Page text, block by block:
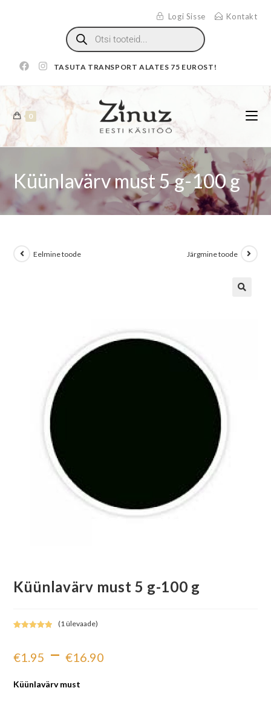
Logi Sisse Kontakt
TASUTA TRANSPORT ALATES 75 EUROST!
0
Küünlavärv must 5 g-100 g
Eelmine toode Järgmine toode
Küünlavärv must 5 g-100 g
kliendi
põhjal
(1 ülevaade)
€1.95 – €16.90
Küünlavärv must